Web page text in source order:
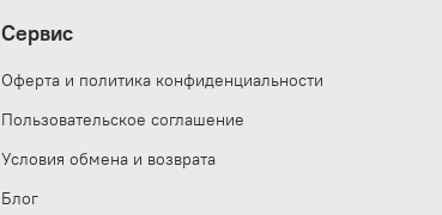
Сервис
Оферта и политика конфиденциальности
Пользовательское соглашение
Условия обмена и возврата
Блог